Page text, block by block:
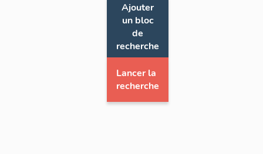
Ajouter
un bloc
de
recherche
Lancer la
recherche